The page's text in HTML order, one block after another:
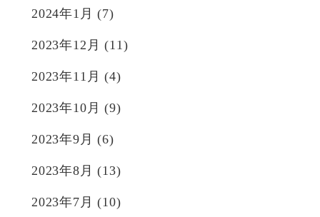
2024年1月 (7)
2023年12月 (11)
2023年11月 (4)
2023年10月 (9)
2023年9月 (6)
2023年8月 (13)
2023年7月 (10)